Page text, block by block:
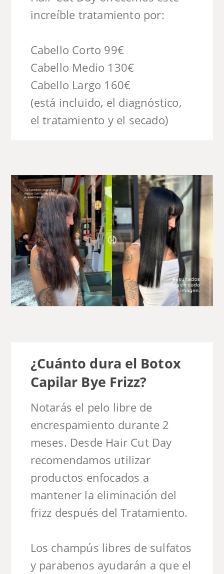
increíble tratamiento por:
Cabello Corto 99€
Cabello Medio 130€
Cabello Largo 160€
(está incluido, el diagnóstico,
el tratamiento y el secado)
¿Cuánto dura el Botox
Capilar Bye Frizz?
Notarás el pelo libre de
encrespamiento durante 2
meses. Desde Hair Cut Day
recomendamos utilizar
productos enfocados a
mantener la eliminación del
frizz después del Tratamiento.
Los champús libres de sulfatos
y parabenos ayudarán a que el